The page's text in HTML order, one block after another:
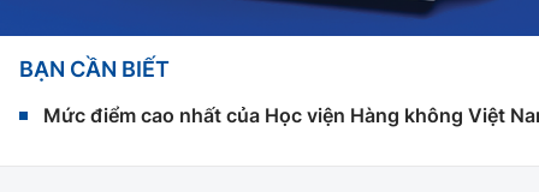
BẠN CẦN BIẾT
Mức điểm cao nhất của Học viện Hàng không Việt